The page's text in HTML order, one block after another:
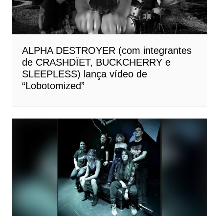
ALPHA DESTROYER (com integrantes
de CRASHDÏET, BUCKCHERRY e
SLEEPLESS) lança vídeo de
“Lobotomized”